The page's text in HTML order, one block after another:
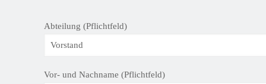
Abteilung (Pflichtfeld)
Vor- und Nachname (Pflichtfeld)